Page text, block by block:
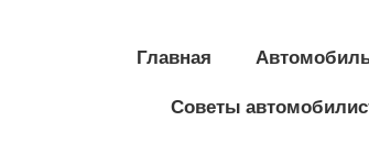
Главная
Советы